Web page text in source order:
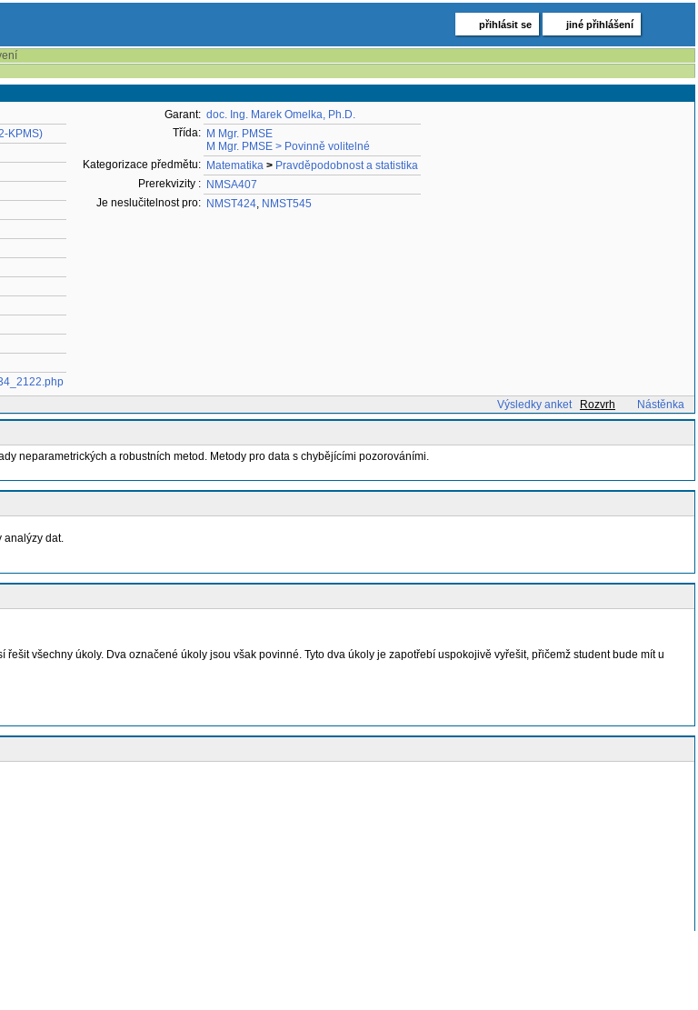
přihlásit se jiné přihlášení
KPMS)
Garant: doc. Ing. Marek Omelka, Ph.D.
Třída: M Mgr. PMSE
M Mgr. PMSE > Povinně volitelné
Kategorizace předmětu: Matematika > Pravděpodobnost a statistika
Prerekvizity : NMSA407
Je neslučitelnost pro: NMST424, NMST545
Výsledky anket Rozvrh Nástěnka
neparametrických a robustních metod. Metody pro data s chybějícími pozorováními.
analýzy dat.
všechny úkoly. Dva označené úkoly jsou však povinné. Tyto dva úkoly je zapotřebí uspokojivě vyřešit, přičemž student bude mít u